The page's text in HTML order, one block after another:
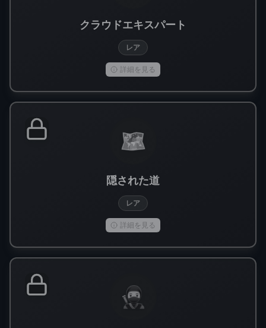
クラウドエキスパート
レア
詳細を見る
🗺️
隠された道
レア
詳細を見る
🥷